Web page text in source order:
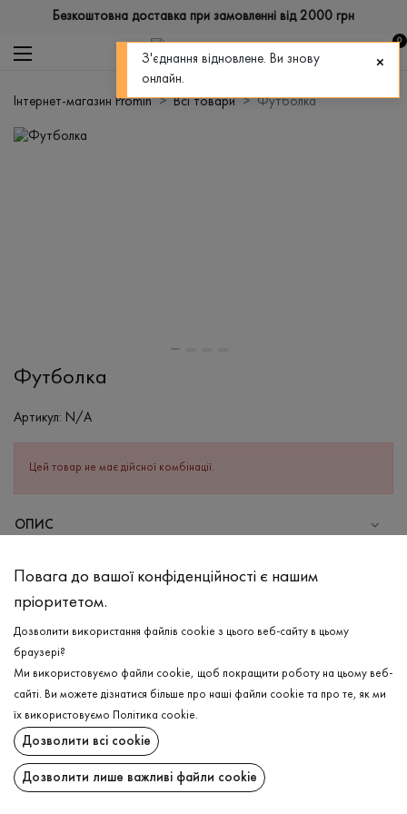
Безкоштовна доставка при замовленні від 2000 грн
0
Інтернет-магазин Promin Всі товари Футболка
Футболка
Артикул: N/A
Цей товар не має дійсної комбінації.
ОПИС
Бавовна - 95%, Еластан - 5%
Прання в холодній воді (до 30 ° C)
Відбілювання заборонено
Прасувати при низькій температурі
Не можна віджимати і сушити в пральній машині
ДОСТАВКА
ПОВЕРНЕННЯ
Повага до вашої конфіденційності є нашим
пріоритетом.
Дозволити використання файлів cookie з цього веб-сайту в цьому
браузері?
Ми використовуємо файли cookie, щоб покращити роботу на цьому веб-
сайті. Ви можете дізнатися більше про наші файли cookie та про те, як ми
їх використовуємо
Політика cookie.
Дозволити всі cookie
Дозволити лише важливі файли cookie
З'єднання відновлене. Ви знову
онлайн.